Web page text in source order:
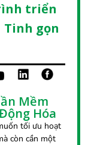
triển
Tinh gọn
Mềm
Hóa
tối ưu hoạt
còn cần một